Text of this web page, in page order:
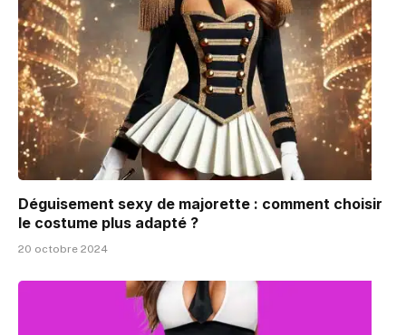
Déguisement sexy de majorette : comment choisir
le costume plus adapté ?
20 octobre 2024